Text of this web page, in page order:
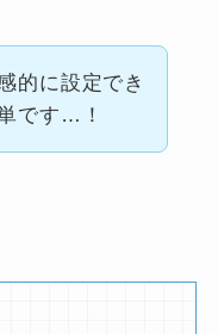
的に設定でき
です…！